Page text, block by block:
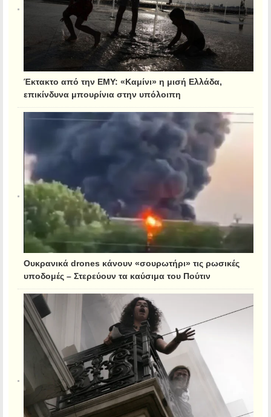
Έκτακτο από την ΕΜΥ: «Καμίνι» η μισή Ελλάδα,
επικίνδυνα μπουρίνια στην υπόλοιπη
Ουκρανικά drones κάνουν «σουρωτήρι» τις ρωσικές
υποδομές – Στερεύουν τα καύσιμα του Πούτιν